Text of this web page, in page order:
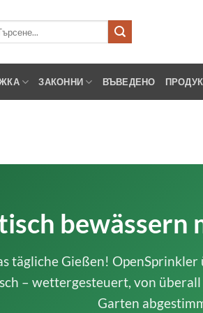
ЗАКОННИ ВЪВЕДЕНО
bewässern
tägliche Gießen!
– wettergesteuert, von
Garten